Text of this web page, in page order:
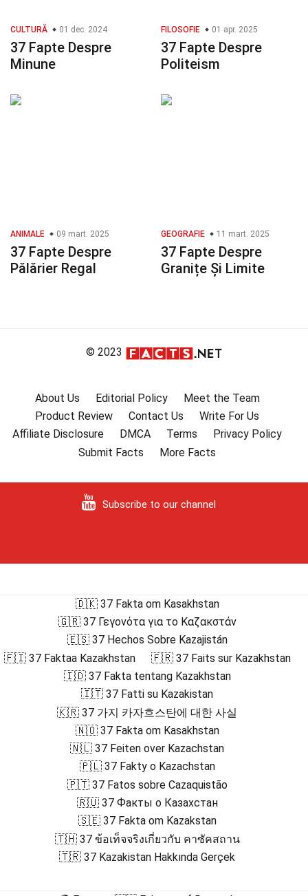
CULTURĂ 01 dec. 2024
37 Fapte Despre
Minune
FILOSOFIE 01 apr. 2025
37 Fapte Despre
Politeism
ANIMALE 09 mart. 2025
37 Fapte Despre
Pălărier Regal
GEOGRAFIE 11 mart. 2025
37 Fapte Despre
Granițe Și Limite
© 2023
About Us Editorial Policy
Meet the Team
Product Review
Contact Us
Write For Us
Affiliate Disclosure
DMCA Terms
Privacy Policy
Submit Facts
More Facts
Subscribe to our channel
🇩🇰 37 Fakta om Kasakhstan
🇬🇷 37 Γεγονότα για το Καζακστάν
🇪🇸 37 Hechos Sobre Kazajistán
🇫🇮 37 Faktaa Kazakhstan
🇫🇷 37 Faits sur Kazakhstan
🇮🇩 37 Fakta tentang Kazakhstan
🇮🇹 37 Fatti su Kazakistan
🇰🇷 37 가지 카자흐스탄에 대한 사실
🇳🇴 37 Fakta om Kasakhstan
🇳🇱 37 Feiten over Kazachstan
🇵🇱 37 Fakty o Kazachstan
🇵🇹 37 Fatos sobre Cazaquistão
🇷🇺 37 Факты о Казахстан
🇸🇪 37 Fakta om Kazakstan
🇹🇭 37 ข้อเท็จจริงเกี่ยวกับ คาซัคสถาน
🇹🇷 37 Kazakistan Hakkında Gerçek